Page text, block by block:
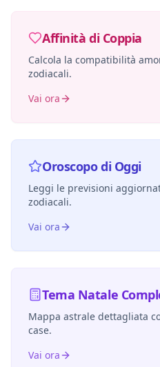
Affinità di Coppia
Calcola la compatibilità
zodiacali.
Vai ora
Oroscopo di Oggi
Leggi le previsioni
zodiacali.
Vai ora
Tema Natale
Mappa astrale dettagliata
case.
Vai ora